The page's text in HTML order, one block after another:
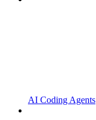
AI Coding Agents